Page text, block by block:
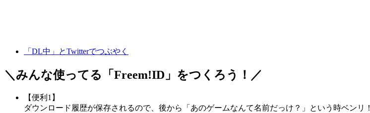
「DL中」とTwitterでつぶやく
＼みんな使ってる「 Freem!ID 」をつくろう！／
【便利1】
ダウンロード履歴が保存されるので、後から「あのゲームなんて名前だっけ？」という時ベンリ！